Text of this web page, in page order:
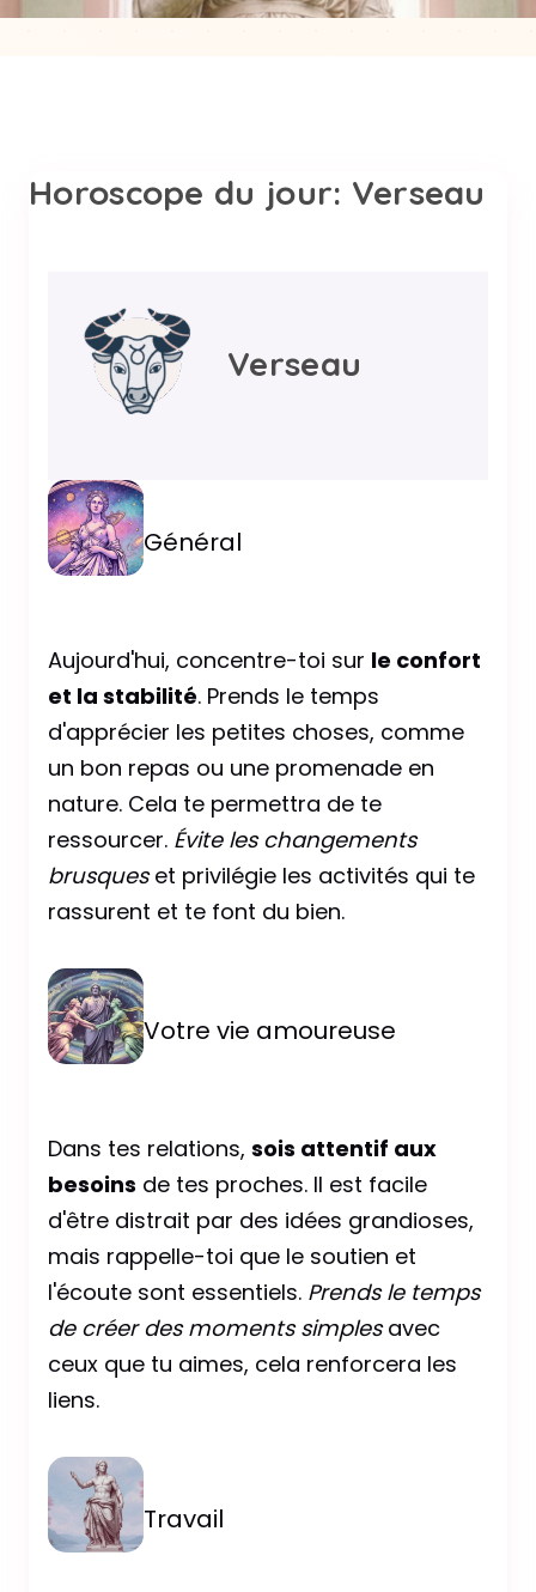
Horoscope du jour: Verseau
Verseau
Général
Aujourd'hui, concentre-toi sur le confort
et la stabilité. Prends le temps
d'apprécier les petites choses, comme
un bon repas ou une promenade en
nature. Cela te permettra de te
ressourcer. Évite les changements
brusqueset privilégie les activités qui te
rassurent et te font du bien.
Votre vie amoureuse
Dans tes relations, sois attentif aux
besoins de tes proches. Il est facile
d'être distrait par des idées grandioses,
mais rappelle-toi que le soutien et
l'écoute sont essentiels. Prends le temps
de créer des moments simplesavec
ceux que tu aimes, cela renforcera les
liens.
Travail